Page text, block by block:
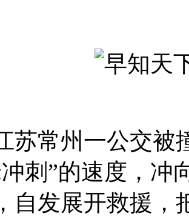
苏常州一公交被
刺”的速度，冲
自发展开救援，